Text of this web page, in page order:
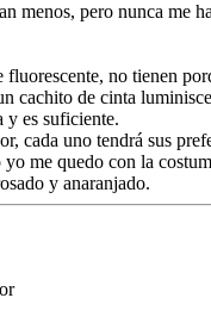
menos, pero nunca me
fluorescente, no tienen
cachito de cinta
y es suficiente.
cada uno tendrá sus
me quedo con la
y anaranjado.